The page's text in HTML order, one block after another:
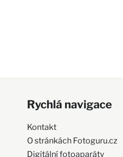
Rychlá navigace
Kontakt
O stránkách Fotoguru.cz
Digitální fotoaparáty